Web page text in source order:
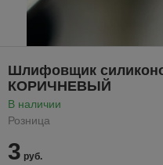
Шлифовщик
КОРИЧНЕВЫЙ
В наличии
Розница
3 руб.